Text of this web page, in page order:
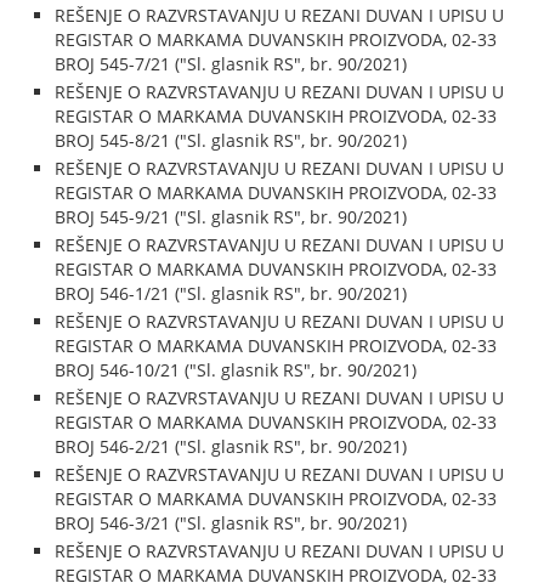
REŠENJE O RAZVRSTAVANJU U REZANI DUVAN I UPISU U
REGISTAR O MARKAMA DUVANSKIH PROIZVODA, 02-33
BROJ 545-7/21 ("Sl. glasnik RS", br. 90/2021)
REŠENJE O RAZVRSTAVANJU U REZANI DUVAN I UPISU U
REGISTAR O MARKAMA DUVANSKIH PROIZVODA, 02-33
BROJ 545-8/21 ("Sl. glasnik RS", br. 90/2021)
REŠENJE O RAZVRSTAVANJU U REZANI DUVAN I UPISU U
REGISTAR O MARKAMA DUVANSKIH PROIZVODA, 02-33
BROJ 545-9/21 ("Sl. glasnik RS", br. 90/2021)
REŠENJE O RAZVRSTAVANJU U REZANI DUVAN I UPISU U
REGISTAR O MARKAMA DUVANSKIH PROIZVODA, 02-33
BROJ 546-1/21 ("Sl. glasnik RS", br. 90/2021)
REŠENJE O RAZVRSTAVANJU U REZANI DUVAN I UPISU U
REGISTAR O MARKAMA DUVANSKIH PROIZVODA, 02-33
BROJ 546-10/21 ("Sl. glasnik RS", br. 90/2021)
REŠENJE O RAZVRSTAVANJU U REZANI DUVAN I UPISU U
REGISTAR O MARKAMA DUVANSKIH PROIZVODA, 02-33
BROJ 546-2/21 ("Sl. glasnik RS", br. 90/2021)
REŠENJE O RAZVRSTAVANJU U REZANI DUVAN I UPISU U
REGISTAR O MARKAMA DUVANSKIH PROIZVODA, 02-33
BROJ 546-3/21 ("Sl. glasnik RS", br. 90/2021)
REŠENJE O RAZVRSTAVANJU U REZANI DUVAN I UPISU U
REGISTAR O MARKAMA DUVANSKIH PROIZVODA, 02-33